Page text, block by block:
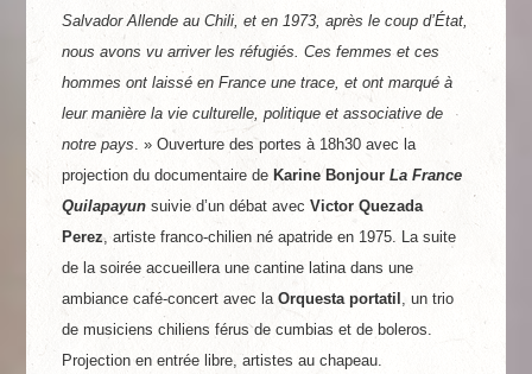
Salvador Allende au Chili, et en 1973, après le coup d’État,
nous avons vu arriver les réfugiés. Ces femmes et ces
hommes ont laissé en France une trace, et ont marqué à
leur manière la vie culturelle, politique et associative de
notre pays. » Ouverture des portes à 18h30 avec la
projection du documentaire de Karine Bonjour La France
Quilapayun suivie d’un débat avecVictor Quezada
Perez, artiste franco-chilien né apatride en 1975. La suite
de la soirée accueillera une cantine latina dans une
ambiance café-concert avec laOrquesta portatil , un trio
de musiciens chiliens férus de cumbias et de boleros.
Projection en entrée libre, artistes au chapeau.